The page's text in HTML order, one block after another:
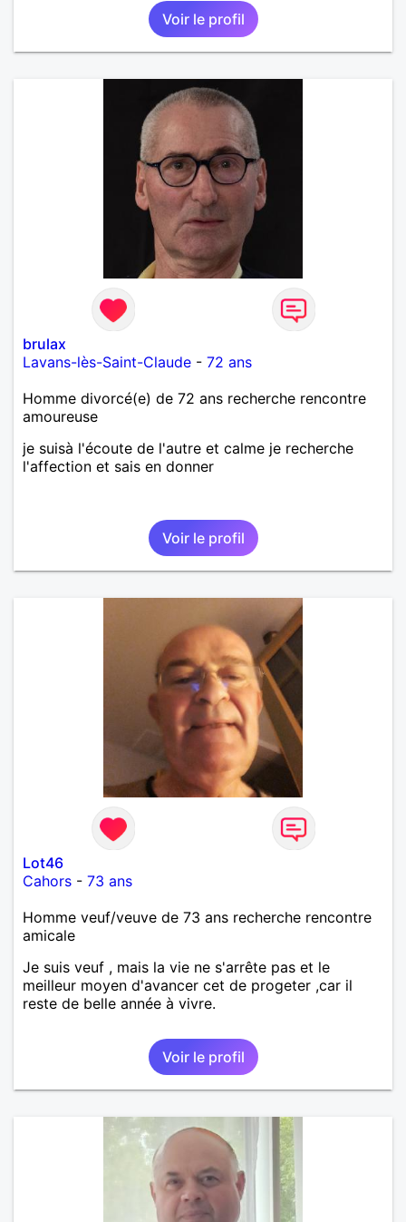
Voir le profil
brulax
Lavans-lès-Saint-Claude - 72 ans
Homme divorcé(e) de 72 ans recherche rencontre
amoureuse
je suisà l'écoute de l'autre et calme je recherche
l'affection et sais en donner
Voir le profil
Lot46
Cahors - 73 ans
Homme veuf/veuve de 73 ans recherche rencontre
amicale
Je suis veuf , mais la vie ne s'arrête pas et le
meilleur moyen d'avancer cet de progeter ,car il
reste de belle année à vivre.
Voir le profil